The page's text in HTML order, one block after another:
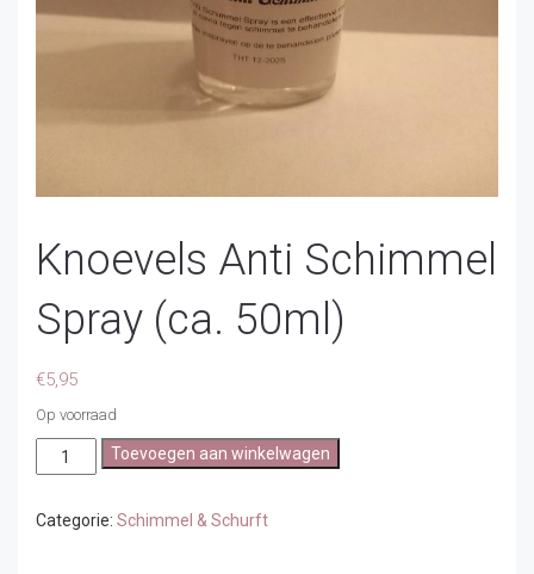
Knoevels Anti Schimmel
Spray (ca. 50ml)
€5,95
Op voorraad
Knoevels
Anti
Spray
Toevoegen aan winkelwagen
Categorie: Schimmel & Schurft